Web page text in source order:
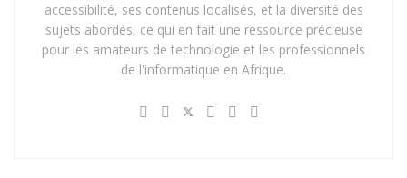
accessibilité, ses contenus localisés, et la diversité des
sujets abordés, ce qui en fait une ressource précieuse
pour les amateurs de technologie et les professionnels
de l'informatique en Afrique.